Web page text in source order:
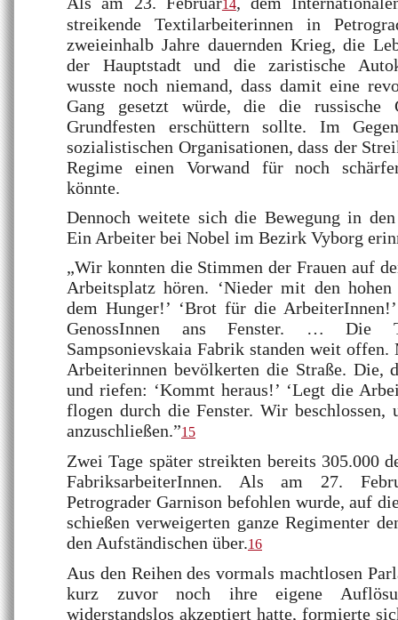
14
streikende Textilarbeiterinnen in
zweieinhalb Jahre dauernden Krieg, die
der Hauptstadt und die zaristische
wusste noch niemand, dass damit eine
Gang gesetzt würde, die die russische
Grundfesten erschüttern sollte. Im
sozialistischen Organisationen, dass der
Regime einen Vorwand für noch
könnte.
Dennoch weitete sich die Bewegung in
Ein Arbeiter bei Nobel im Bezirk Vyborg
„Wir konnten die Stimmen der Frauen auf
Arbeitsplatz hören. ‘Nieder mit den
dem Hunger!’ ‘Brot für die
GenossInnen ans Fenster. … Die
Sampsonievskaia Fabrik standen weit
Arbeiterinnen bevölkerten die Straße. Die,
und riefen: ‘Kommt heraus!’ ‘Legt die
flogen durch die Fenster. Wir beschlossen,
anzuschließen.”15
Zwei Tage später streikten bereits 305.000
FabriksarbeiterInnen. Als am 27.
Petrograder Garnison befohlen wurde, auf
schießen verweigerten ganze Regimenter
den Aufständischen über.16
Aus den Reihen des vormals machtlosen
kurz zuvor noch ihre eigene
widerstandslos akzeptiert hatte, formierte